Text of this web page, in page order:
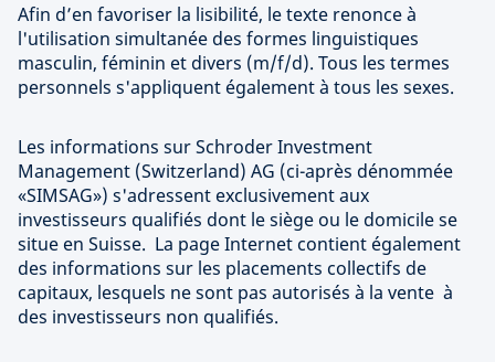
Afin d’en favoriser la lisibilité, le texte renonce à
l'utilisation simultanée des formes linguistiques
masculin, féminin et divers (m/f/d). Tous les termes
personnels s'appliquent également à tous les sexes.
Les informations sur Schroder Investment
Management (Switzerland) AG (ci-après dénommée
«SIMSAG») s'adressent exclusivement aux
investisseurs qualifiés dont le siège ou le domicile se
situe en Suisse. La page Internet contient également
des informations sur les placements collectifs de
capitaux, lesquels ne sont pas autorisés à la vente à
des investisseurs non qualifiés.